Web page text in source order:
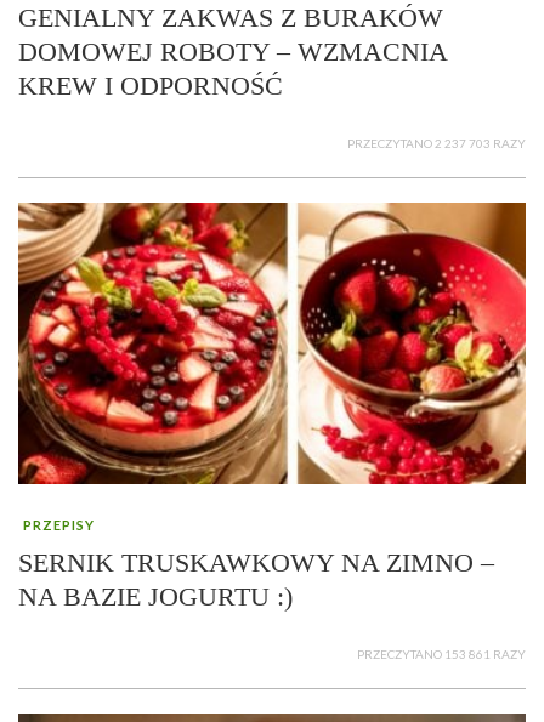
GENIALNY ZAKWAS Z BURAKÓW
DOMOWEJ ROBOTY – WZMACNIA
KREW I ODPORNOŚĆ
PRZECZYTANO 2 237 703 RAZY
PRZEPISY
SERNIK TRUSKAWKOWY NA ZIMNO –
NA BAZIE JOGURTU :)
PRZECZYTANO 153 861 RAZY